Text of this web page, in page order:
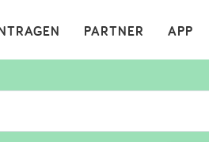
APP
PARTNER